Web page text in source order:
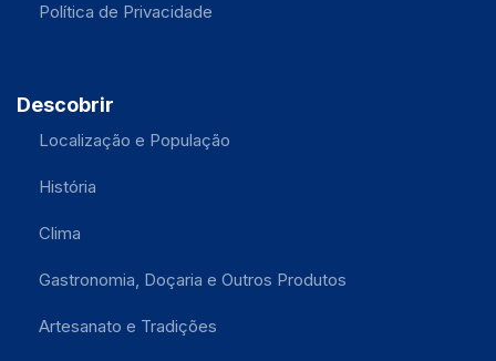
Política de Privacidade
Descobrir
Localização e População
História
Clima
Gastronomia, Doçaria e Outros Produtos
Artesanato e Tradições